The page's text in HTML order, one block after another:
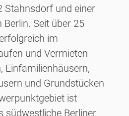
Stahnsdorf und einer
Berlin. Seit über 25
im
und Vermieten
Einfamilienhäusern,
und Grundstücken
ist
südwestliche Berliner